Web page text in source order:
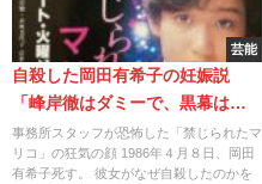
芸能
自殺した岡田有希子の妊娠説
「峰岸徹はダミーで、黒幕は神
田正輝」は事実なのか？
事務所スタッフが恐怖した「禁じられたマ
リコ」の狂気の顔 1986年４月８日、岡田
有希子死す。 彼女がなぜ自殺したのかを